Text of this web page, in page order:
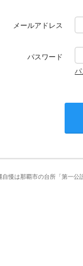
メールアドレス
パスワード
自慢は那覇市の台所「第一公